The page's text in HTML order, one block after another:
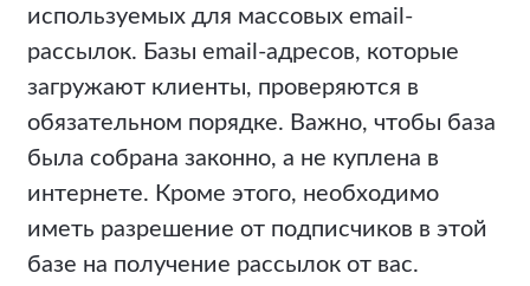
используемых для массовых email-
рассылок. Базы email-адресов, которые
загружают клиенты, проверяются в
обязательном порядке. Важно, чтобы база
была собрана законно, а не куплена в
интернете. Кроме этого, необходимо
иметь разрешение от подписчиков в этой
базе на получение рассылок от вас.